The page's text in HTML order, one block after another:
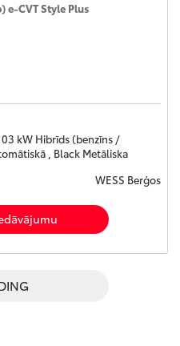
e-CVT Style Plus
kW Hibrīds (benzīns /
, Black Metāliska
WESS Berģos